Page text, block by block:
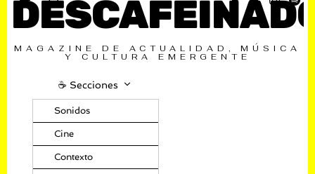
MAGAZINE DE ACTUALIDAD, MÚSICA
Y CULTURA EMERGENTE
☕️ Secciones
Sonidos
Cine
Contexto